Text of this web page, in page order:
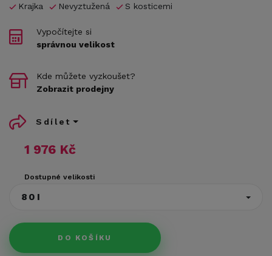
Krajka Nevyztužená S kosticemi
1 976 Kč
Dostupné velikosti
80I
DO KOŠÍKU
Vypočítejte si
správnou velikost
Kde můžete vyzkoušet?
Zobrazit prodejny
Sdílet